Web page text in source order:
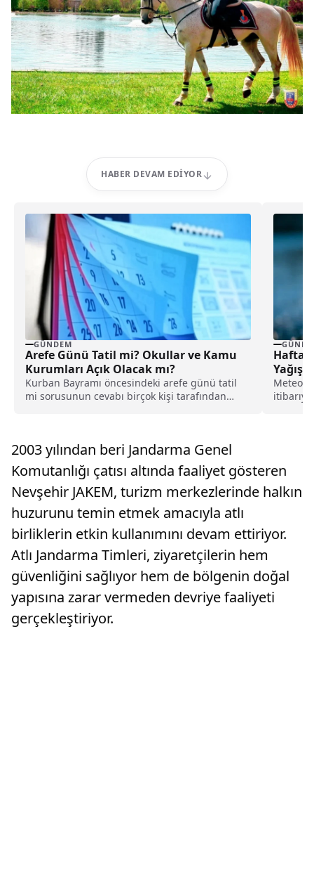
HABER DEVAM EDIYOR
GÜNDEM
Arefe Günü Tatil mi? Okullar ve Kamu
Kurumları Açık Olacak mı?
Kurban Bayramı öncesindeki arefe günü tatil
mi sorusunun cevabı birçok kişi tarafından
Hafta
2003 yılından beri Jandarma Genel
Komutanlığı çatısı altında faaliyet gösteren
Nevşehir JAKEM, turizm merkezlerinde halkın
huzurunu temin etmek amacıyla atlı
birliklerin etkin kullanımını devam ettiriyor.
Atlı Jandarma Timleri, ziyaretçilerin hem
güvenliğini sağlıyor hem de bölgenin doğal
yapısına zarar vermeden devriye faaliyeti
gerçekleştiriyor.